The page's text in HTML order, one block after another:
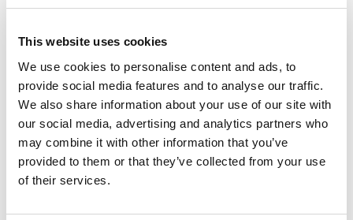
This website uses cookies
We use cookies to personalise content and ads, to
provide social media features and to analyse our traffic.
We also share information about your use of our site with
our social media, advertising and analytics partners who
may combine it with other information that you’ve
provided to them or that they’ve collected from your use
of their services.
Glas Recycling
MEHR ERFAHREN